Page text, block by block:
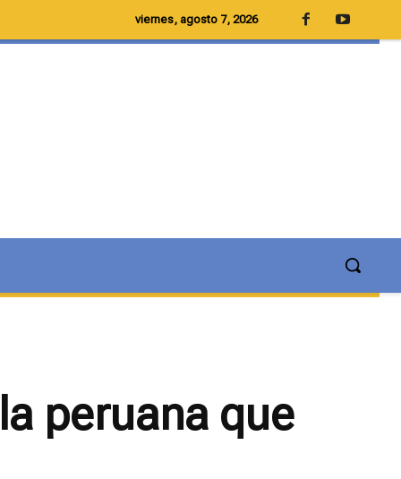
viernes, agosto 7, 2026
peruana que